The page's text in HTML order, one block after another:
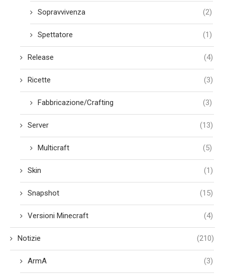
Sopravvivenza (2)
Spettatore (1)
Release (4)
Ricette (3)
Fabbricazione/Crafting (3)
Server (13)
Multicraft (5)
Skin (1)
Snapshot (15)
Versioni Minecraft (4)
Notizie (210)
ArmA (3)